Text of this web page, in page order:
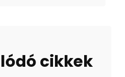
cikkek